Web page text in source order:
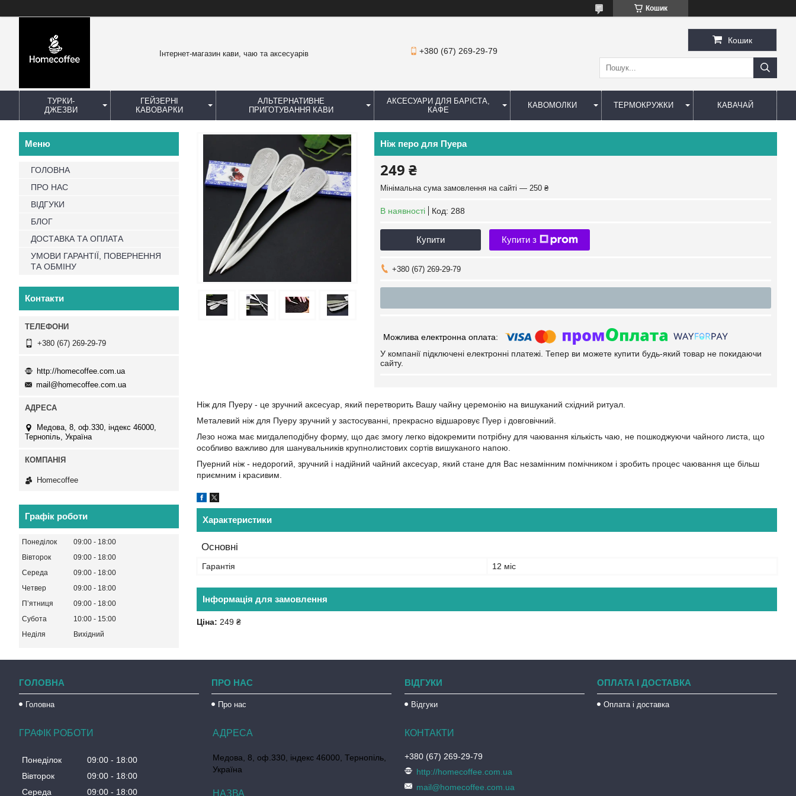
Кошик
Інтернет-магазин кави, чаю та аксесуарів +380 (67) 269-29-79
Кошик
ТУРКИ-
ДЖЕЗВИ
ГЕЙЗЕРНІ
КАВОВАРКИ
АЛЬТЕРНАТИВНЕ
ПРИГОТУВАННЯ КАВИ
АКСЕСУАРИ ДЛЯ БАРІСТА,
КАФЕ
КАВОМОЛКИ ТЕРМОКРУЖКИ КАВАЧАЙ
Ніж перо для Пуера
249 ₴
Мінімальна сума замовлення на сайті — 250 ₴
В наявності Код: 288
Купити Купити з
+380 (67) 269-29-79
У компанії підключені електронні платежі. Тепер ви можете купити будь-який товар не покидаючи
сайту.
Ніж для Пуеру - це зручний аксесуар, який перетворить Вашу чайну церемонію на вишуканий східний ритуал.
Металевий ніж для Пуеру зручний у застосуванні, прекрасно відшаровує Пуер і довговічний.
Лезо ножа має мигдалеподібну форму, що дає змогу легко відокремити потрібну для чаювання кількість чаю, не пошкоджуючи чайного листа, що
особливо важливо для шанувальників крупнолистових сортів вишуканого напою.
Пуерний ніж - недорогий, зручний і надійний чайний аксесуар, який стане для Вас незамінним помічником і зробить процес чаювання ще більш
приємним і красивим.
Характеристики
Основні
Гарантія 12 міс
Інформація для замовлення
Ціна: 249 ₴
ГОЛОВНА
ПРО НАС
ВІДГУКИ
БЛОГ
ДОСТАВКА ТА ОПЛАТА
УМОВИ ГАРАНТІЇ, ПОВЕРНЕННЯ
ТА ОБМІНУ
Контакти
+380 (67) 269-29-79
http://homecoffee.com.ua
mail@homecoffee.com.ua
Медова, 8, оф.330, індекс 46000,
Тернопіль, Україна
Homecoffee
Графік роботи
Понеділок 09:00
18:00
Вівторок
09:00
18:00
Середа
09:00
18:00
Четвер
09:00
18:00
Пʼятниця
09:00
18:00
Субота
10:00
15:00
Неділя
Вихідний
ГОЛОВНА
Головна
ПРО НАС
Про нас
ВІДГУКИ
Відгуки
ОПЛАТА І ДОСТАВКА
Оплата і доставка
ГРАФІК РОБОТИ
Понеділок 09:00
18:00
Вівторок
09:00
18:00
Середа
09:00 18:00
Медова, 8, оф.330, індекс 46000, Тернопіль,
Україна
+380 (67) 269-29-79
http://homecoffee.com.ua
mail@homecoffee.com.ua